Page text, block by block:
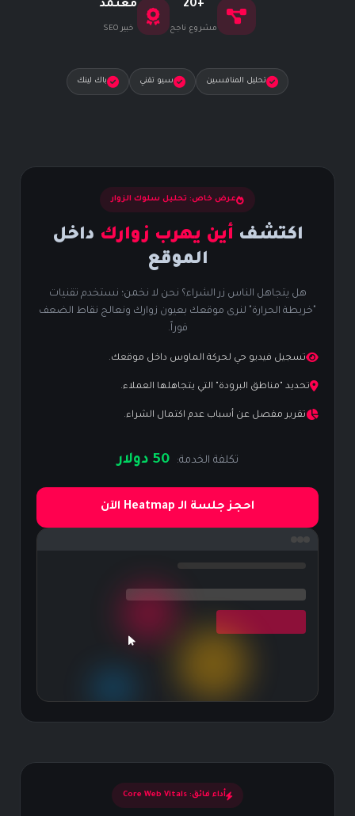
+20
مشروع ناجح
معتمد
خبير SEO
تحليل المنافسين سيو تقني باك لينك
عرض خاص: تحليل سلوك الزوار
اكتشف أين يهرب زوارك داخل
الموقع
هل يتجاهل الناس زر الشراء؟ نحن لا نخمن؛ نستخدم تقنيات
"خريطة الحرارة" لنرى موقعك بعيون زوارك ونعالج نقاط الضعف
فوراً.
تسجيل فيديو حي لحركة الماوس داخل موقعك.
تحديد "مناطق البرودة" التي يتجاهلها العملاء.
تقرير مفصل عن أسباب عدم اكتمال الشراء.
تكلفة الخدمة: 50 دولار
احجز جلسة الـ Heatmap الآن
أداء فائق: Core Web Vitals